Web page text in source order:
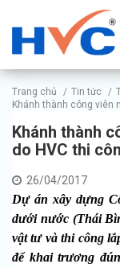
Trang chủ / Tin tức /
Khánh thành công viên
Khánh thành
do HVC thi
26/04/2017
Dự án xây dựng
dưới nước (Thái
vật tư và thi công
để khai trương